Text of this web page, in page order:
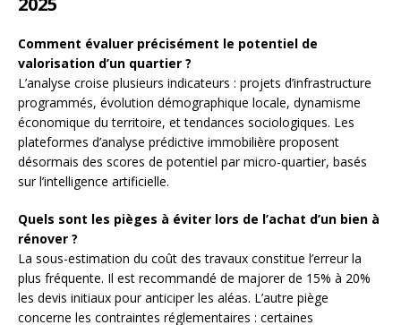
Comment évaluer précisément le potentiel de
valorisation d’un quartier ?
L’analyse croise plusieurs indicateurs : projets d’infrastructure
programmés, évolution démographique locale, dynamisme
économique du territoire, et tendances sociologiques. Les
plateformes d’analyse prédictive immobilière proposent
désormais des scores de potentiel par micro-quartier, basés
sur l’intelligence artificielle.
Quels sont les pièges à éviter lors de l’achat d’un bien à
rénover ?
La sous-estimation du coût des travaux constitue l’erreur la
plus fréquente. Il est recommandé de majorer de 15% à 20%
les devis initiaux pour anticiper les aléas. L’autre piège
concerne les contraintes réglementaires : certaines